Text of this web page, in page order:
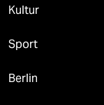
Kultur
Sport
Berlin